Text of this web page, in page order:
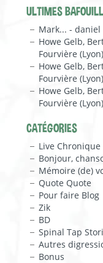
ULTIMES
Mark... - daniel
Howe Gelb,
Fourvière
Howe Gelb,
Fourvière
Howe Gelb,
Fourvière
CATÉGORIES
Live Chronique
Bonjour,
Mémoire (de)
Quote Quote
Pour faire Blog
Zik
BD
Spinal Tap
Autres
Bonus